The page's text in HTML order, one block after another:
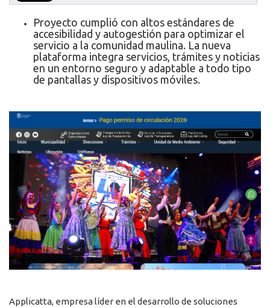
Proyecto cumplió con altos estándares de
accesibilidad y autogestión para optimizar el
servicio a la comunidad maulina. La nueva
plataforma integra servicios, trámites y noticias
en un entorno seguro y adaptable a todo tipo
de pantallas y dispositivos móviles.
Applicatta, empresa líder en el desarrollo de soluciones